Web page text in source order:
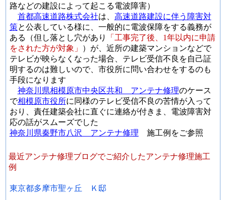
路などの建設によって起こる電波障害）
首都高速道路株式会社は、 高速道路建設に伴う障害対
策と公表している様に、一般的に電波保障をする義務が
ある（但し落とし穴があり
「工事完了後、1年以内に申請
をされた方が対象」
）が、近所の建築マンションなどで
テレビが映らなくなった場合、テレビ受信不良を自己証
明するのは難しいので、市役所に問い合わせをするのも
手段になります
神奈川県相模原市中央区共和 アンテナ修理のケース
で相模原市役所に同様のテレビ受信不良の苦情が入って
おり、責任建築会社に直ぐに連絡が付きま、電波障害対
応の話がスムーズでした
神奈川県秦野市八沢 アンテナ修理 施工例をご参照
最近アンテナ修理ブログでご紹介したアンテナ修理施工
例
東京都多摩市聖ヶ丘 Ｋ邸